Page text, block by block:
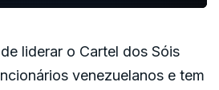
liderar o Cartel dos Sóis
venezuelanos e tem